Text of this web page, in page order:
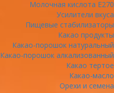
Молочная кислота Е270
Усилители вкуса
Пищевые стабилизаторы
Какао продукты
Какао-порошок натуральный
Какао-порошок алкализованный
Какао тертое
Какао-масло
Орехи и семена